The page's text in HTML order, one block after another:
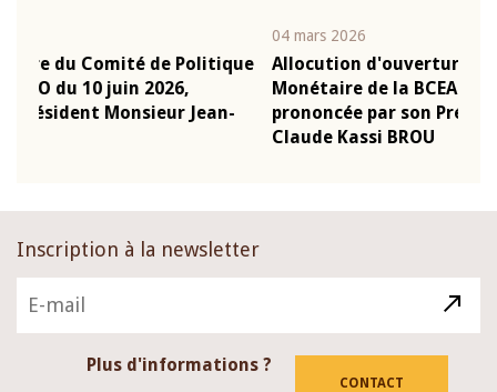
Allocution d'ouverture du Comité de Politique
Monétaire de la BCEAO du 4 mars 2026,
prononcée par son Président Monsieur Jean-
Inscription à la newsletter
Plus d'informations ?
CONTACT